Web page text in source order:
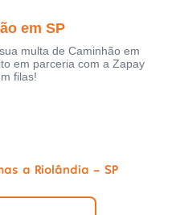
em SP
multa de Caminhão em
em parceria com a Zapay
filas!
a Riolândia - SP